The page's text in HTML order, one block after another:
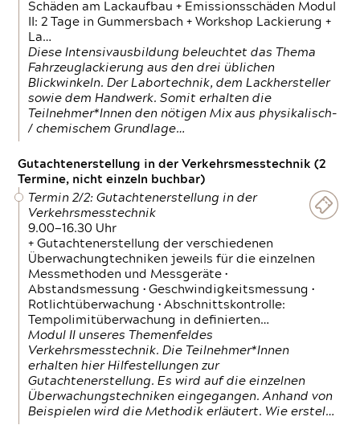
Schäden am Lackaufbau + Emissionsschäden Modul
II: 2 Tage in Gummersbach + Workshop Lackierung +
La…
Diese Intensivausbildung beleuchtet das Thema
Fahrzeuglackierung aus den drei üblichen
Blickwinkeln. Der Labortechnik, dem Lackhersteller
sowie dem Handwerk. Somit erhalten die
Teilnehmer*Innen den nötigen Mix aus physikalisch-
/ chemischem Grundlage…
Gutachtenerstellung in der Verkehrsmesstechnik (2
Termine, nicht einzeln buchbar)
Termin 2/2: Gutachtenerstellung in der
Verkehrsmesstechnik
9.00—16.30 Uhr
+ Gutachtenerstellung der verschiedenen
Überwachungtechniken jeweils für die einzelnen
Messmethoden und Messgeräte •
Abstandsmessung • Geschwindigkeitsmessung •
Rotlichtüberwachung • Abschnittskontrolle:
Tempolimitüberwachung in definierten…
Modul II unseres Themenfeldes
Verkehrsmesstechnik. Die Teilnehmer*Innen
erhalten hier Hilfestellungen zur
Gutachtenerstellung. Es wird auf die einzelnen
Überwachungstechniken eingegangen. Anhand von
Beispielen wird die Methodik erläutert. Wie erstel…